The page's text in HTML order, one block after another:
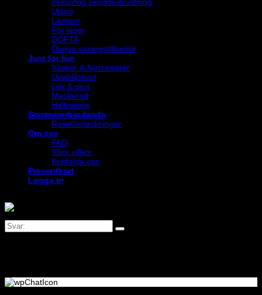
Utsug
Lampor
För laser
DOFTA
Övriga salongstillbehör
Just for fun
Väskor & Neccesärer
Uppblåsbart
Lek & skoj
Maskerad
Halloween
Sommarerbjudande
Reseförpackningar
Om oss
FAQ
Våra villkor
Kontakta oss
Presentkort
Logga in